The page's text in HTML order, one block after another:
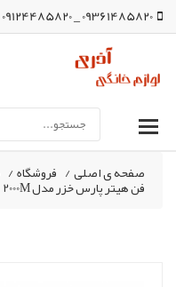
09361485820 _ 09124485820
صفحه ی اصلی/ فروشگاه/
فن هیتر پارس خزر مدل 2000M